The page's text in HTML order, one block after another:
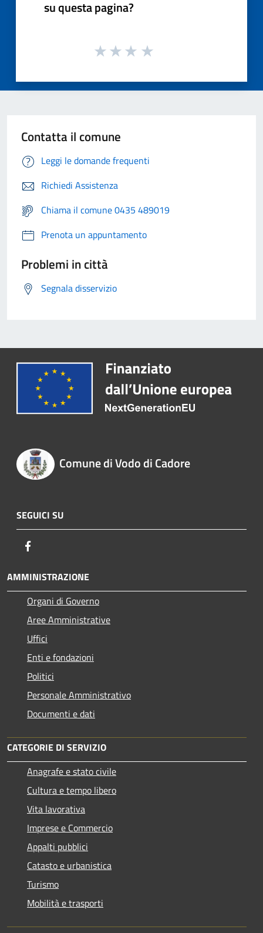
su questa pagina?
Contatta il comune
Leggi le domande frequenti
Richiedi Assistenza
Chiama il comune 0435 489019
Prenota un appuntamento
Problemi in città
Segnala disservizio
Comune di Vodo di Cadore
SEGUICI SU
AMMINISTRAZIONE
Organi di Governo
Aree Amministrative
Uffici
Enti e fondazioni
Politici
Personale Amministrativo
Documenti e dati
CATEGORIE DI SERVIZIO
Anagrafe e stato civile
Cultura e tempo libero
Vita lavorativa
Imprese e Commercio
Appalti pubblici
Catasto e urbanistica
Turismo
Mobilità e trasporti